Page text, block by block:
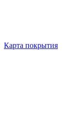
Карта покрытия